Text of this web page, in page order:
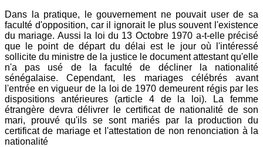
Dans la pratique, le gouvernement ne pouvait user de sa
faculté d'opposition, car il ignorait le plus souvent l'existence
du mariage. Aussi la loi du 13 Octobre 1970 a-t-elle précisé
que le point de départ du délai est le jour où l'intéressé
sollicite du ministre de la justice le document attestant qu'elle
n'a pas usé de la faculté de décliner la nationalité
sénégalaise. Cependant, les mariages célébrés avant
l'entrée en vigueur de la loi de 1970 demeurent régis par les
dispositions antérieures (article 4 de la loi). La femme
étrangère devra délivrer le certificat de nationalité de son
mari, prouvé qu'ils se sont mariés par la production du
certificat de mariage et l'attestation de non renonciation à la
nationalité